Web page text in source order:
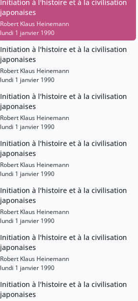
Initiation à l'histoire et à la civilisation
japonaises
Robert Klaus Heinemann
lundi 1 janvier 1990
Initiation à l'histoire et à la civilisation
japonaises
Robert Klaus Heinemann
lundi 1 janvier 1990
Initiation à l'histoire et à la civilisation
japonaises
Robert Klaus Heinemann
lundi 1 janvier 1990
Initiation à l'histoire et à la civilisation
japonaises
Robert Klaus Heinemann
lundi 1 janvier 1990
Initiation à l'histoire et à la civilisation
japonaises
Robert Klaus Heinemann
lundi 1 janvier 1990
Initiation à l'histoire et à la civilisation
japonaises
Robert Klaus Heinemann
lundi 1 janvier 1990
Initiation à l'histoire et à la civilisation
japonaises